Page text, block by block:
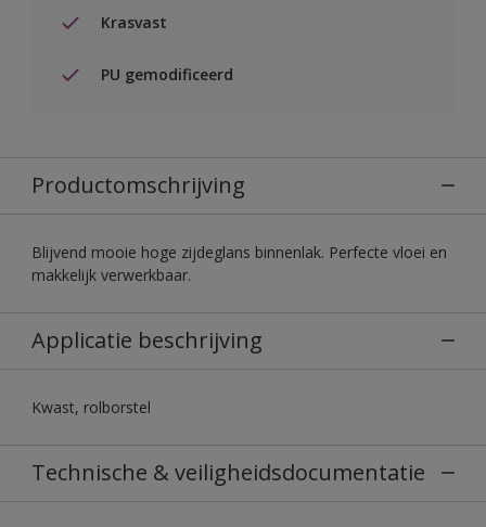
Krasvast
PU gemodificeerd
Productomschrijving
Blijvend mooie hoge zijdeglans binnenlak. Perfecte vloei en
makkelijk verwerkbaar.
Applicatie beschrijving
Kwast, rolborstel
Technische & veiligheidsdocumentatie